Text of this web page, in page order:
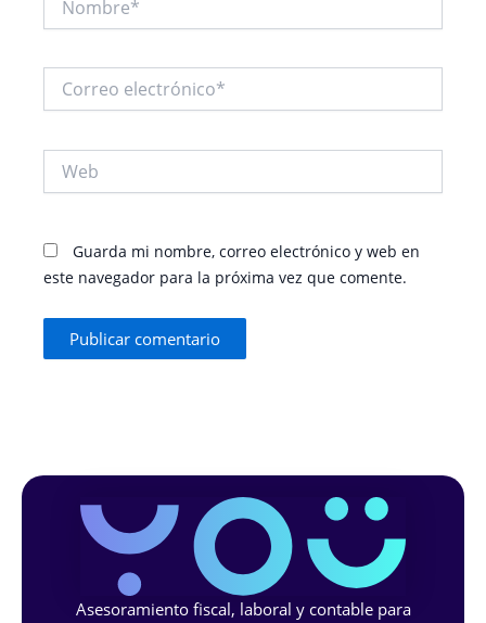
electrónico*
Guarda mi nombre, correo electrónico y web en
este navegador para la próxima vez que comente.
Asesoramiento fiscal, laboral y contable para